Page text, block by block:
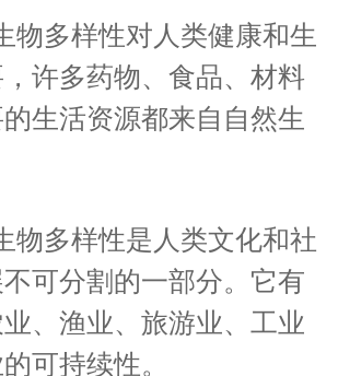
物多样性对人类健康和生
许多药物、食品、材料
生活资源都来自自然生
物多样性是人类文化和社
可分割的一部分。它有
、渔业、旅游业、工业
可持续性。